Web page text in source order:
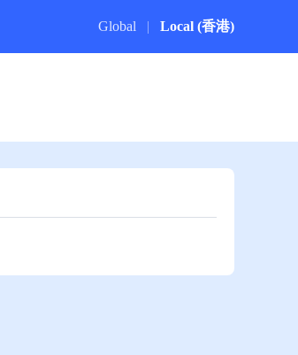
Global | Local (香港)